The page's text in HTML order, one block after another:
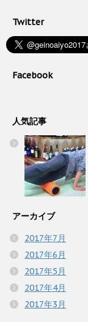
Twitter
Facebook
人気記事
アーカイブ
2017年7月
2017年6月
2017年5月
2017年4月
2017年3月